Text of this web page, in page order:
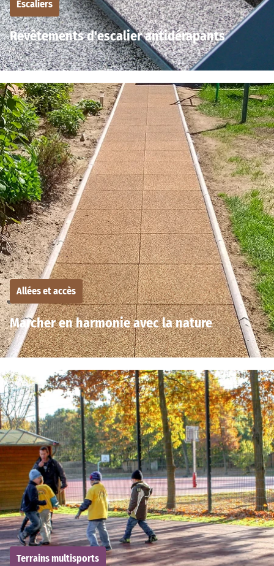
Escaliers
Revêtements d'escalier antidérapants
Allées et accès
Marcher en harmonie avec la nature
Terrains multisports